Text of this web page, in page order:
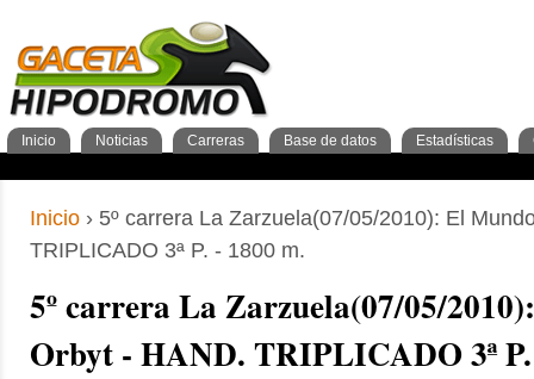
Inicio › 5º carrera La Zarzuela(07/05/2010): El
TRIPLICADO 3ª P. - 1800 m.
5º carrera La Zarzuela(07/05/
Orbyt - HAND. TRIPLICADO 3ª
Inicio
Noticias
Carreras
Base de datos
Estadísticas